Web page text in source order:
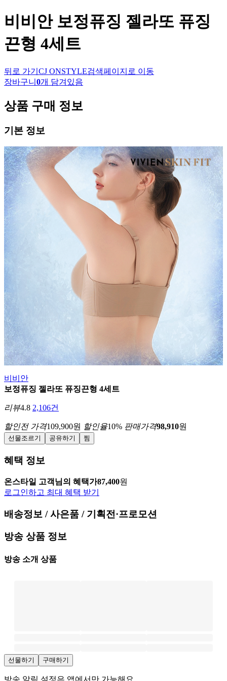
비비안보정퓨징 젤라또 퓨징
끈형 4세트
뒤로 가기 CJ ONSTYLE검색페이지로 이동
장바구니 0개 담겨있음
상품 구매 정보
기본 정보
비비안
보정퓨징 젤라또 퓨징끈형 4세트
리뷰4.8 2,106건
할인전 가격109,900원 할인율10% 판매가격98,910원
선물조르기 공유하기 찜
혜택 정보
온스타일 고객님의 혜택가87,400원
로그인하고 최대 혜택 받기
배송정보 / 사은품 / 기획전·프로모션
방송 상품 정보
방송 소개 상품
선물하기 구매하기
방송 알림 설정은 앱에서만 가능해요.